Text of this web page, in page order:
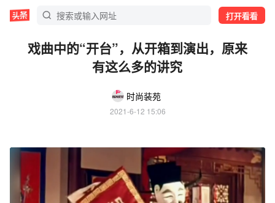
打开看看
戏曲中的“开台”，从开箱到演出，原来
有这么多的讲究
时尚装苑
2021-6-12 15:06